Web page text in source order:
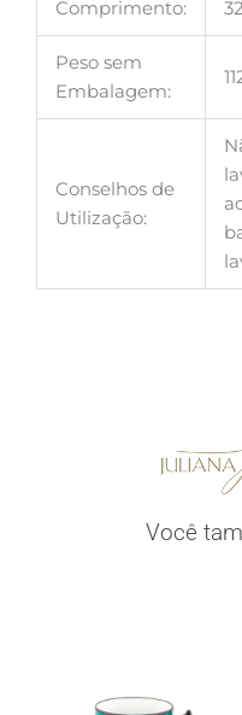
Comprimento:
Peso sem
Embalagem:
Conselhos de
Utilização:
Você